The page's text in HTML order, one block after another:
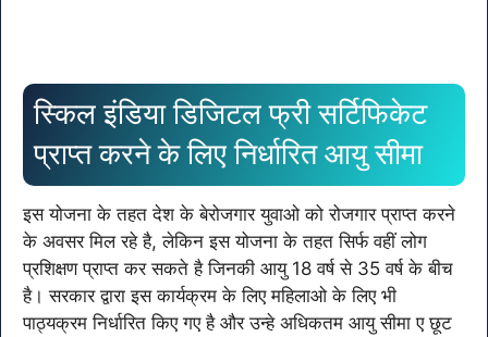
स्किल इंडिया डिजिटल फ्री सर्टिफिकेट
प्राप्त करने के लिए निर्धारित आयु सीमा
इस योजना के तहत देश के बेरोजगार युवाओ को रोजगार प्राप्त करने
के अवसर मिल रहे है, लेकिन इस योजना के तहत सिर्फ वहीं लोग
प्रशिक्षण प्राप्त कर सकते है जिनकी आयु 18 वर्ष से 35 वर्ष के बीच
है। सरकार द्वारा इस कार्यक्रम के लिए महिलाओ के लिए भी
पाठ्यक्रम निर्धारित किए गए है और उन्हे अधिकतम आयु सीमा ए छूट